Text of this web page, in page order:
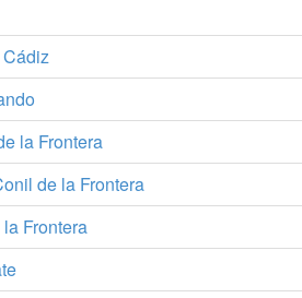
la Frontera
de la Frontera
Frontera